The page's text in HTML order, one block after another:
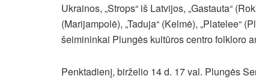
Ukrainos, „Strops“ iš Latvijos, „Gastauta“
(Marijampolė), „Taduja“ (Kelmė), „Platelee“
šeimininkai Plungės kultūros centro folkloro
Penktadienį, birželio 14 d. 17 val. Plungės